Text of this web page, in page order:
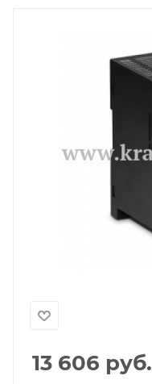
13 606 руб.